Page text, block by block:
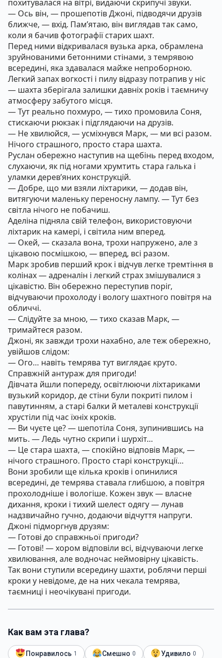
похитувалася на вітрі, видаючи скрипучі звуки.
— Ось він, — прошепотів Джоні, підводячи друзів
ближче, — вхід. Пам’ятаю, він виглядав так само,
коли я бачив фотографії старих шахт.
Перед ними відкривалася вузька арка, обрамлена
зруйнованими бетонними стінами, з темрявою
всередині, яка здавалася майже непроборною.
Легкий запах вогкості і пилу відразу потрапив у ніс
— шахта зберігала залишки давніх років і таємничу
атмосферу забутого місця.
— Тут реально похмуро, — тихо промовила Соня,
стискаючи рюкзак і підглядаючи на друзів.
— Не хвилюйся, — усміхнувся Марк, — ми всі разом.
Нічого страшного, просто стара шахта.
Руслан обережно наступив на щебінь перед входом,
слухаючи, як під ногами хрумтить стара галька і
уламки дерев’яних конструкцій.
— Добре, що ми взяли ліхтарики, — додав він,
витягуючи маленьку переносну лампу. — Тут без
світла нічого не побачиш.
Аделіна підняла свій телефон, використовуючи
ліхтарик на камері, і світила ним вперед.
— Окей, — сказала вона, трохи напружено, але з
цікавою посмішкою, — вперед, всі разом.
Марк зробив перший крок і відчув легке тремтіння в
колінах — адреналін і легкий страх змішувалися з
цікавістю. Він обережно переступив поріг,
відчуваючи прохолоду і вологу шахтного повітря на
обличчі.
— Слідуйте за мною, — тихо сказав Марк, —
тримайтеся разом.
Джоні, як завжди трохи нахабно, але теж обережно,
увійшов слідом:
— Ого… навіть темрява тут виглядає круто.
Справжній антураж для пригоди!
Дівчата йшли попереду, освітлюючи ліхтариками
вузький коридор, де стіни були покриті пилом і
павутинням, а старі балки й металеві конструкції
хрустіли під час їхніх кроків.
— Ви чуєте це? — шепотіла Соня, зупинившись на
мить. — Ледь чутно скрипи і шурхіт…
— Це стара шахта, — спокійно відповів Марк, —
нічого страшного. Просто старі конструкції…
Вони зробили ще кілька кроків і опинилися
всередині, де темрява ставала глибшою, а повітря
прохолодніше і вологіше. Кожен звук — власне
дихання, кроки і тихий шелест одягу — лунав
надзвичайно гучно, додаючи відчуття напруги.
Джоні підморгнув друзям:
— Готові до справжньої пригоди?
— Готові! — хором відповіли всі, відчуваючи легке
хвилювання, але водночас неймовірну цікавість.
Так вони ступили всередину шахти, роблячи перші
кроки у невідоме, де на них чекала темрява,
таємниці і неочікувані пригоди.
Как вам эта глава?
Понравилось 1 Смешно 0 Удивило 0